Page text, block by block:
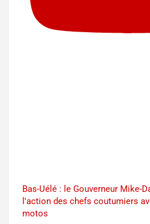
Bas-Uélé : le Gouverneur Mike-
l'action des chefs coutumiers
motos